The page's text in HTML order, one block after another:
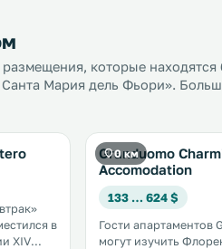
которые находятся
Мария дель Фьори».
в
XIV
0 км
Granduomo
Accomodation
133 … 624 $
Гости апартаментов
могут изучить